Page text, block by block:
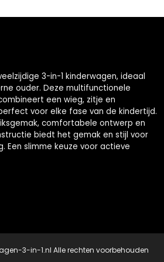
Essential…
3-in-1 kinderwagen, ideaal
ouder. Deze multifunctionele
een wieg, zitje en
voor elke fase van de kindertijd.
comfortabele ontwerp en
biedt het gemak en stijl voor
Een slimme keuze voor actieve
3-in-1.nl Alle rechten voorbehouden